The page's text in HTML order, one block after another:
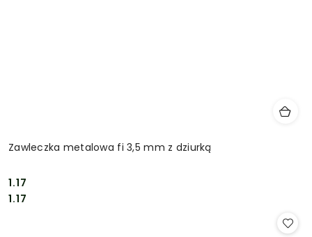
Zawleczka metalowa fi 3,5 mm z dziurką
Cena:
1.17
Cena:
1.17